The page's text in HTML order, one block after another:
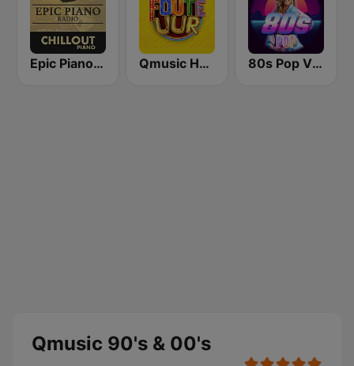
Epic Piano - CHILLOUT PIANO Qmusic Het Foute Uur 80s Pop Vibes
Qmusic 90's & 00's